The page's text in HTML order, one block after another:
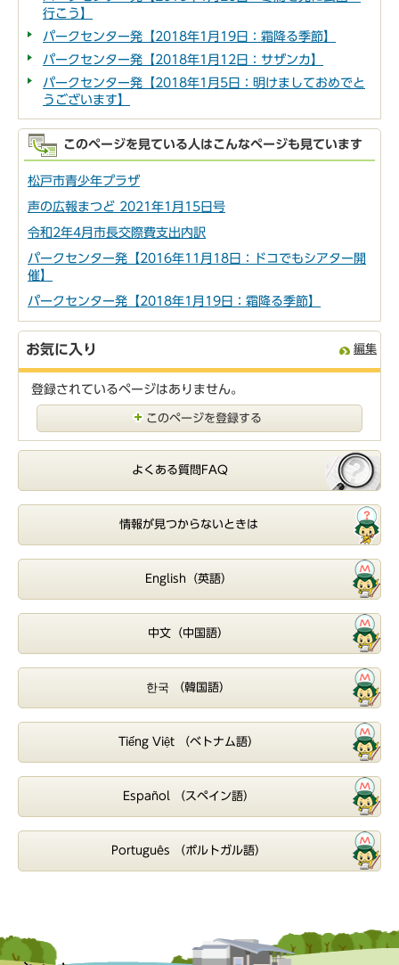
行こう】
パークセンター発【2018年1月19日：霜降る季節】
パークセンター発【2018年1月12日：サザンカ】
パークセンター発【2018年1月5日：明けましておめでと
うございます】
このページを見ている人はこんなページも見ています
松戸市青少年プラザ
声の広報まつど 2021年1月15日号
令和2年4月市長交際費支出内訳
パークセンター発【2016年11月18日：ドコでもシアター開
催】
パークセンター発【2018年1月19日：霜降る季節】
お気に入り 編集
登録されているページはありません。
このページを登録する
よくある質問FAQ
情報が見つからないときは
English（英語）
中文（中国語）
한국 （韓国語）
Tiếng Việt （ベトナム語）
Español （スペイン語）
Português （ポルトガル語）